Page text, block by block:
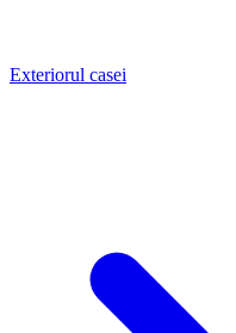
Exteriorul casei